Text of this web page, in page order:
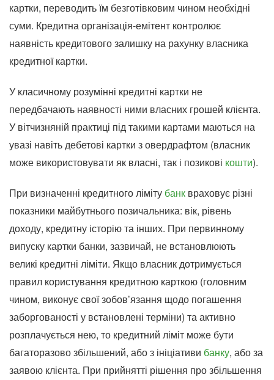
картки, переводить їм безготівковим чином необхідні
суми. Кредитна організація-емітент контролює
наявність кредитового залишку на рахунку власника
кредитної картки.
У класичному розумінні кредитні картки не
передбачають наявності ними власних грошей клієнта.
У вітчизняній практиці під такими картами маються на
увазі навіть дебетові картки з овердрафтом (власник
може використовувати як власні, так і позикові кошти).
При визначенні кредитного ліміту банк враховує різні
показники майбутнього позичальника: вік, рівень
доходу, кредитну історію та інших. При первинному
випуску картки банки, зазвичай, не встановлюють
великі кредитні ліміти. Якщо власник дотримується
правил користування кредитною карткою (головним
чином, виконує свої зобов’язання щодо погашення
заборгованості у встановлені терміни) та активно
розплачується нею, то кредитний ліміт може бути
багаторазово збільшений, або з ініціативи банку, або за
заявою клієнта. При прийнятті рішення про збільшення